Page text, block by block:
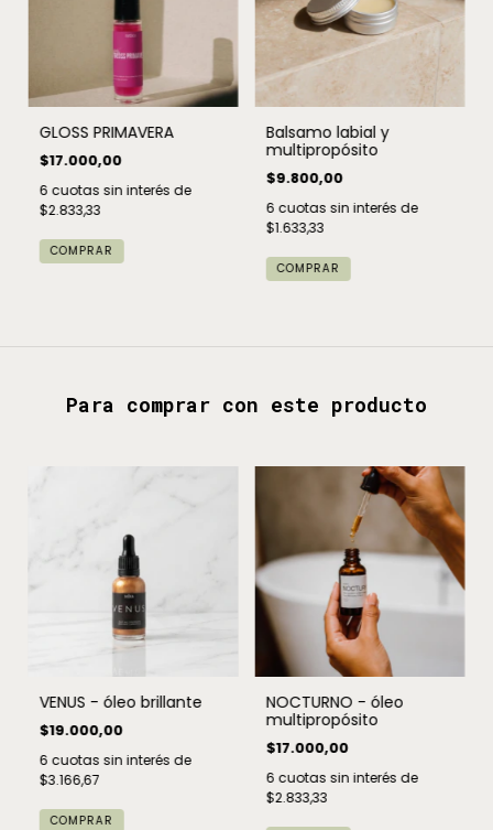
GLOSS PRIMAVERA
$17.000,00
6 cuotas sin interés de
$2.833,33
Balsamo labial y
multipropósito
$9.800,00
6 cuotas sin interés de
$1.633,33
Para comprar con este producto
VENUS - óleo brillante
$19.000,00
6 cuotas sin interés de
$3.166,67
COMPRAR
NOCTURNO - óleo
multipropósito
$17.000,00
6 cuotas sin interés de
$2.833,33